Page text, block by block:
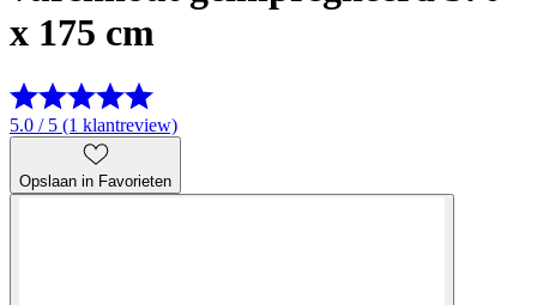
x 175 cm
5.0 / 5 (1 klantreview)
Opslaan in Favorieten